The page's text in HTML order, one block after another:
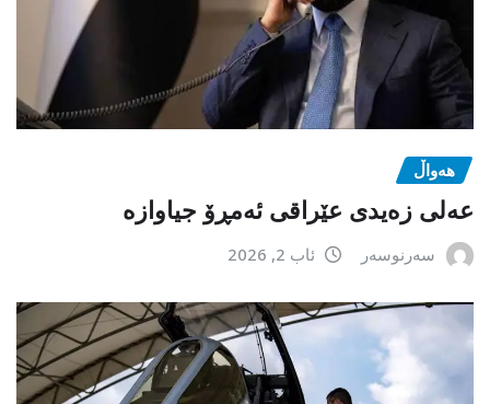
هەواڵ
عەلی زەیدی عێراقی ئەمڕۆ جیاوازە
سەرنوسەر ئاب 2, 2026